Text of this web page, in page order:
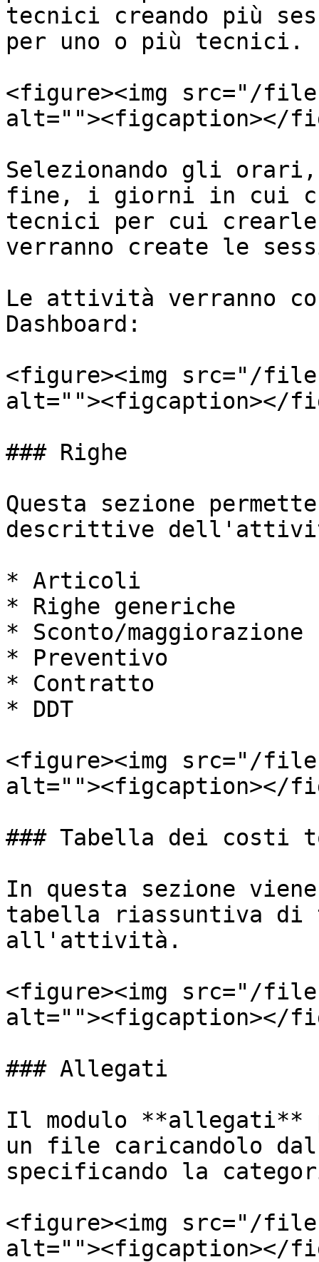
tecnici creando più
per uno o più tecnici.
<figure><img src="/files/
alt=""><figcaption></
Selezionando gli
fine, i giorni in cui
tecnici per cui
verranno create le
Le attività verranno
Dashboard:
<figure><img src="/
alt=""><figcaption></
### Righe
Questa sezione
descrittive
* Articoli
* Righe generiche
* Sconto/maggiorazione
* Preventivo
* Contratto
* DDT
<figure><img src="/files/
alt=""><figcaption></
### Tabella dei costi
In questa sezione
tabella riassuntiva
all'attività.
<figure><img src="/
alt=""><figcaption></
### Allegati
Il modulo **allegati**
un file caricandolo
specificando la
<figure><img src="/
alt=""><figcaption></